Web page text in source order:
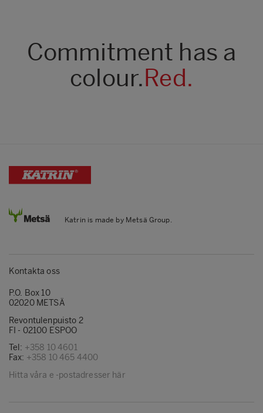
Commitment has a
colour.Red.
Katrin is made by Metsä Group.
Kontakta oss
P.O. Box 10
02020 METSÄ
Revontulenpuisto 2
FI - 02100 ESPOO
Tel: +358 10 4601
Fax: +358 10 465 4400
Hitta våra e -postadresser här